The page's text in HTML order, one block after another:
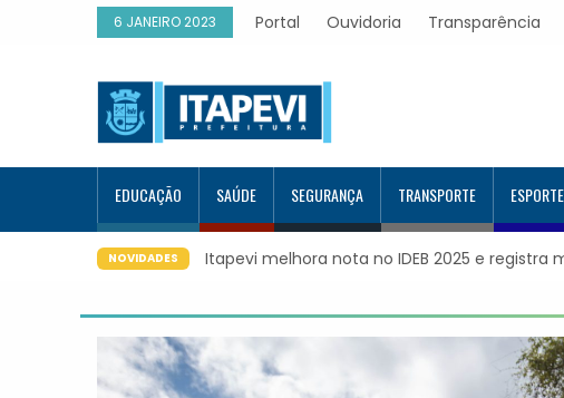
6 JANEIRO 2023 Portal Ouvidoria Transparência
EDUCAÇÃO SAÚDE SEGURANÇA TRANSPORTE
NOVIDADES
Itapevi melhora nota no IDEB 2025 e registra maior evolução